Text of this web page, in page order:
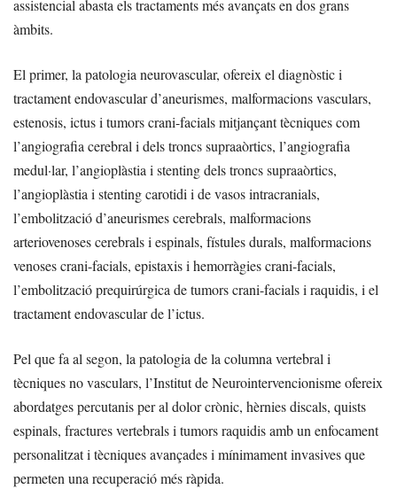
assistencial abasta els tractaments més avançats en dos grans
àmbits.
El primer, la patologia neurovascular, ofereix el diagnòstic i
tractament endovascular d’aneurismes, malformacions vasculars,
estenosis, ictus i tumors crani-facials mitjançant tècniques com
l’angiografia cerebral i dels troncs supraaòrtics, l’angiografia
medul·lar, l’angioplàstia i stenting dels troncs supraaòrtics,
l’angioplàstia i stenting carotidi i de vasos intracranials,
l’embolització d’aneurismes cerebrals, malformacions
arteriovenoses cerebrals i espinals, fístules durals, malformacions
venoses crani-facials, epistaxis i hemorràgies crani-facials,
l’embolització prequirúrgica de tumors crani-facials i raquidis, i el
tractament endovascular de l’ictus.
Pel que fa al segon, la patologia de la columna vertebral i
tècniques no vasculars, l’Institut de Neurointervencionisme ofereix
abordatges percutanis per al dolor crònic, hèrnies discals, quists
espinals, fractures vertebrals i tumors raquidis amb un enfocament
personalitzat i tècniques avançades i mínimament invasives que
permeten una recuperació més ràpida.